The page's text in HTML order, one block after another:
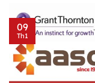
09
Th1